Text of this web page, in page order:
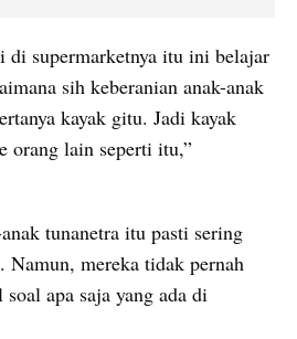
di supermarketnya itu ini belajar
sih keberanian anak-anak
kayak gitu. Jadi kayak
orang lain seperti itu,”
tunanetra itu pasti sering
mereka tidak pernah
apa saja yang ada di